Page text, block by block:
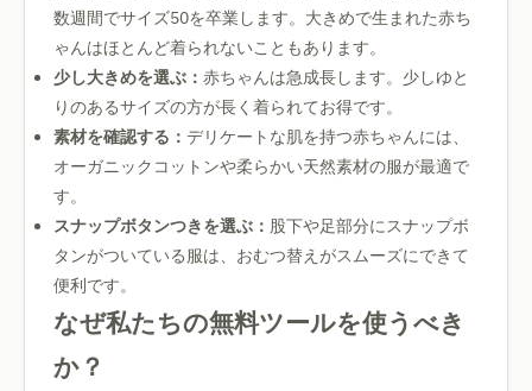
数週間でサイズ50を卒業します。大きめで生まれた赤ち
ゃんはほとんど着られないこともあります。
少し大きめを選ぶ： 赤ちゃんは急成長します。少しゆと
りのあるサイズの方が長く着られてお得です。
素材を確認する： デリケートな肌を持つ赤ちゃんには、
オーガニックコットンや柔らかい天然素材の服が最適で
す。
スナップボタンつきを選ぶ： 股下や足部分にスナップボ
タンがついている服は、おむつ替えがスムーズにできて
便利です。
なぜ私たちの無料ツールを使うべき
か？